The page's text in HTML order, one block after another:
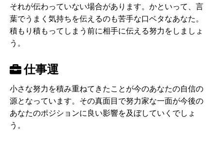
それが伝わっていない場合があります。かといって、言
葉でうまく気持ちを伝えるのも苦手な口ベタなあなた。
積もり積もってしまう前に相手に伝える努力をしましょ
う。
仕事運
小さな努力を積み重ねてきたことが今のあなたの自信の
源となっています。その真面目で努力家な一面が今後の
あなたのポジションに良い影響を及ぼしていくでしょ
う。